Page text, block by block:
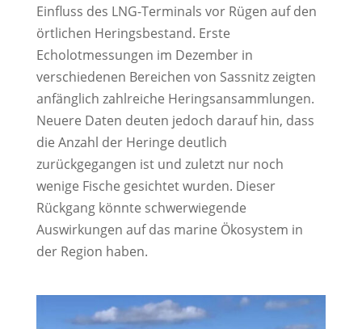
Einfluss des LNG-Terminals vor Rügen auf den
örtlichen Heringsbestand. Erste
Echolotmessungen im Dezember in
verschiedenen Bereichen von Sassnitz zeigten
anfänglich zahlreiche Heringsansammlungen.
Neuere Daten deuten jedoch darauf hin, dass
die Anzahl der Heringe deutlich
zurückgegangen ist und zuletzt nur noch
wenige Fische gesichtet wurden. Dieser
Rückgang könnte schwerwiegende
Auswirkungen auf das marine Ökosystem in
der Region haben.